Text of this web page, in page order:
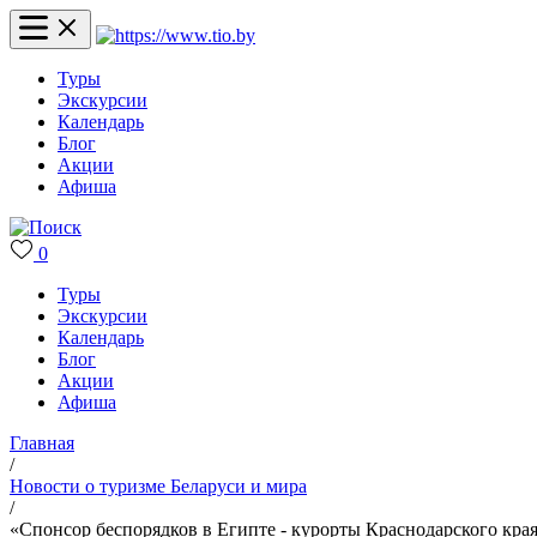
Туры
Экскурсии
Календарь
Блог
Акции
Афиша
0
Туры
Экскурсии
Календарь
Блог
Акции
Афиша
Главная
/
Новости о туризме Беларуси и мира
/
«Спонсор беспорядков в Египте - курорты Краснодарского